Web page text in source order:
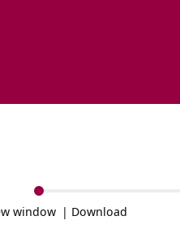
window | Download